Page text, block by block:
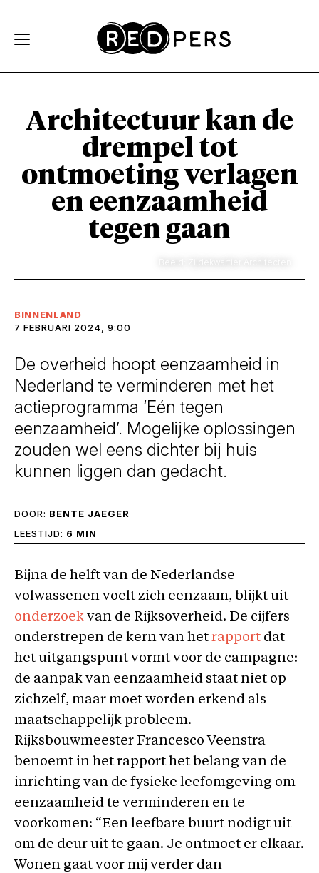
Architectuur kan de
drempel tot
ontmoeting verlagen
en eenzaamheid
tegen gaan
BINNENLAND
7 FEBRUARI 2024, 9:00
De overheid hoopt eenzaamheid in
Nederland te verminderen met het
actieprogramma ‘Eén tegen
eenzaamheid’. Mogelijke oplossingen
zouden wel eens dichter bij huis
kunnen liggen dan gedacht.
DOOR: BENTE JAEGER
LEESTIJD: 6 MIN
Bijna de helft van de Nederlandse
volwassenen voelt zich eenzaam, blijkt uit
onderzoek van de Rijksoverheid. De cijfers
onderstrepen de kern van het rapport dat
het uitgangspunt vormt voor de campagne:
de aanpak van eenzaamheid staat niet op
zichzelf, maar moet worden erkend als
maatschappelijk probleem.
Rijksbouwmeester Francesco Veenstra
benoemt in het rapport het belang van de
inrichting van de fysieke leefomgeving om
eenzaamheid te verminderen en te
voorkomen: “Een leefbare buurt nodigt uit
om de deur uit te gaan. Je ontmoet er elkaar.
Wonen gaat voor mij verder dan